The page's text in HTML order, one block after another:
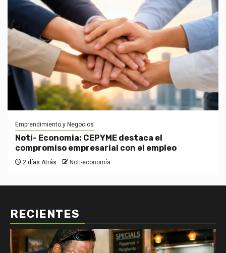
Emprendimiento y Negocios
Noti- Economia: CEPYME destaca el
compromiso empresarial con el empleo
2 días Atrás Noti-economía
RECIENTES